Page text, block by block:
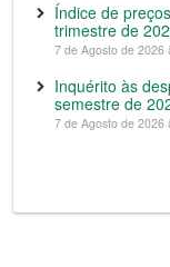
Índice de
trimestre de
7 de Agosto de 2026
Inquérito às
semestre de
7 de Agosto de 2026